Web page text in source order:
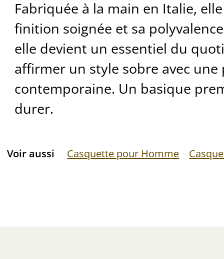
Fabriquée à la main en Italie,
finition soignée et sa
elle devient un essentiel du
affirmer un style sobre avec une
contemporaine. Un basique
durer.
Voir aussi Casquette pour Homme